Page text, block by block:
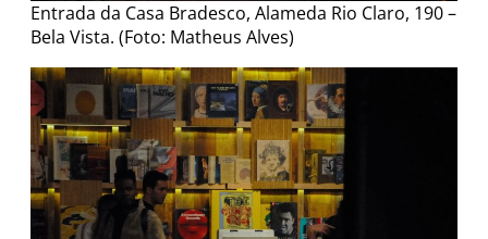
Entrada da Casa Bradesco, Alameda Rio Claro, 190 –
Bela Vista. (Foto: Matheus Alves)